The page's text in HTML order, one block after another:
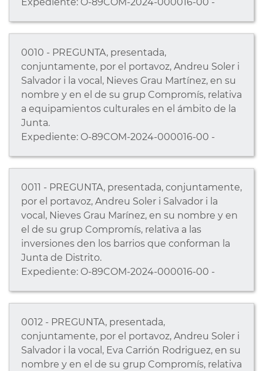
0010 - PREGUNTA, presentada,
conjuntamente, por el portavoz, Andreu Soler i
Salvador i la vocal, Nieves Grau Martínez, en su
nombre y en el de su grup Compromís, relativa
a equipamientos culturales en el ámbito de la
Junta.
Expediente: O-89COM-2024-000016-00 -
0011 - PREGUNTA, presentada, conjuntamente,
por el portavoz, Andreu Soler i Salvador i la
vocal, Nieves Grau Marínez, en su nombre y en
el de su grup Compromís, relativa a las
inversiones den los barrios que conforman la
Junta de Distrito.
Expediente: O-89COM-2024-000016-00 -
0012 - PREGUNTA, presentada,
conjuntamente, por el portavoz, Andreu Soler i
Salvador i la vocal, Eva Carrión Rodriguez, en su
nombre y en el de su grup Compromís, relativa